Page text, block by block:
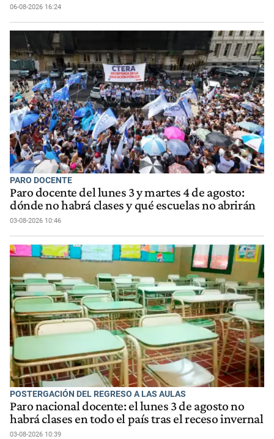
06-08-2026 16:24
PARO DOCENTE
Paro docente del lunes 3 y martes 4 de agosto:
dónde no habrá clases y qué escuelas no abrirán
03-08-2026 10:46
POSTERGACIÓN DEL REGRESO A LAS AULAS
Paro nacional docente: el lunes 3 de agosto no
habrá clases en todo el país tras el receso invernal
03-08-2026 10:39